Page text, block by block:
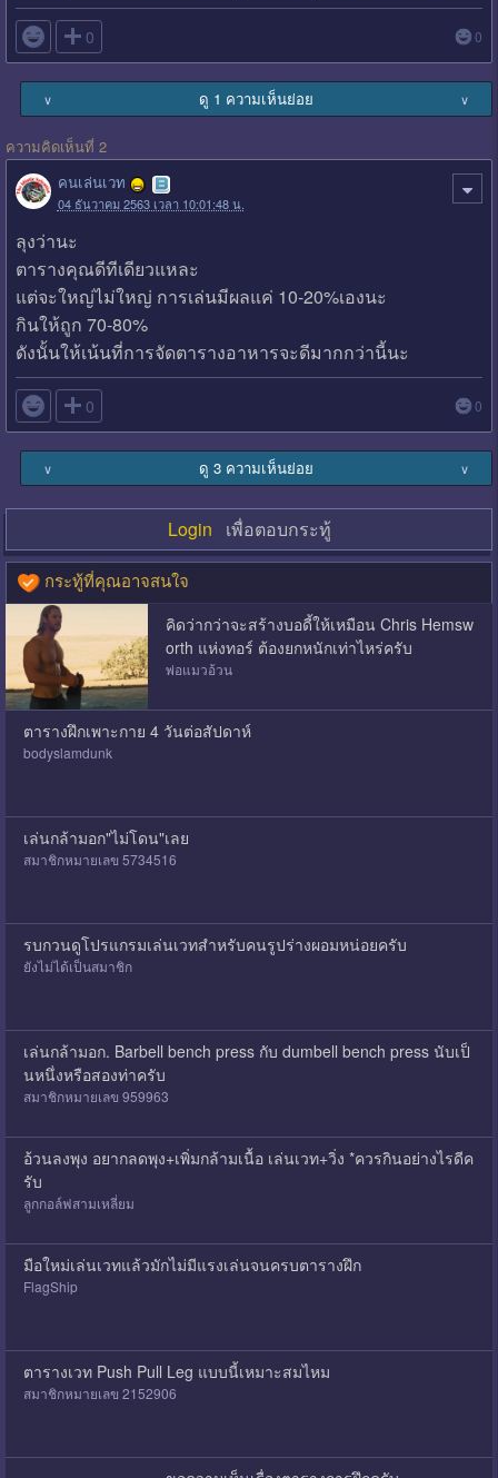
 0 0
∨ ดู 1 ความเห็นย่อย ∨
ความคิดเห็นที่ 2
คนเล่นเวท
04 ธันวาคม 2563 เวลา 10:01:48 น.
ลุงว่านะ
ตารางคุณดีทีเดียวแหละ
แต่จะใหญ่ไม่ใหญ่ การเล่นมีผลแค่ 10-20%เองนะ
กินให้ถูก 70-80%
ดังนั้นให้เน้นที่การจัดตารางอาหารจะดีมากกว่านี้นะ
 0 0
∨ ดู 3 ความเห็นย่อย ∨
Login เพื่อตอบกระทู้
กระทู้ที่คุณอาจสนใจ
คิดว่ากว่าจะสร้างบอดี้ให้เหมือน Chris Hemsw
orth แห่งทอร์ ต้องยกหนักเท่าไหร่ครับ
พ่อแมวอ้วน
ตารางฝึกเพาะกาย 4 วันต่อสัปดาห์
bodyslamdunk
เล่นกล้ามอก"ไม่โดน"เลย
สมาชิกหมายเลข 5734516
รบกวนดูโปรแกรมเล่นเวทสำหรับคนรูปร่างผอมหน่อยครับ
ยังไม่ได้เป็นสมาชิก
เล่นกล้ามอก. Barbell bench press กับ dumbell bench press นับเป็
นหนึ่งหรือสองท่าครับ
สมาชิกหมายเลข 959963
อ้วนลงพุง อยากลดพุง+เพิ่มกล้ามเนื้อ เล่นเวท+วิ่ง *ควรกินอย่างไรดีค
รับ
ลูกกอล์ฟสามเหลี่ยม
มือใหม่เล่นเวทแล้วมักไม่มีแรงเล่นจนครบตารางฝึก
FlagShip
ตารางเวท Push Pull Leg แบบนี้เหมาะสมไหม
สมาชิกหมายเลข 2152906